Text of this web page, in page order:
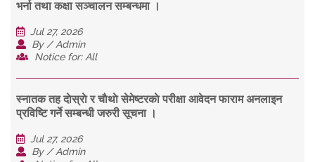
भर्ना तथा कक्षा सञ्चालन सम्बन्धमा ।
Jul 27, 2026
By / Admin
Notice for: All
स्नातक तह दाेस्राे र चाैथाे सेमेष्टरकाे परीक्षा आवेदन फाराम अनलाइन
प्रविष्टि गर्ने सम्बन्धी जरुरी सूचना ।
Jul 27, 2026
By / Admin